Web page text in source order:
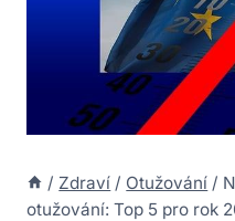
/ Zdraví / Otužování /
otužování: Top 5 pro rok